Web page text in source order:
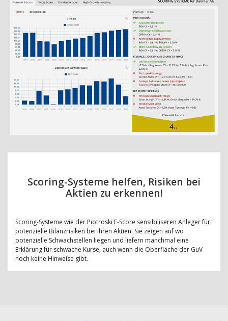
Scoring-Systeme helfen, Risiken bei
Aktien zu erkennen!
Scoring-Systeme wie der Piotroski F-Score sensibiliseren Anleger für
potenzielle Bilanzrisiken bei ihren Aktien. Sie zeigen auf wo
potenzielle Schwachstellen liegen und liefern manchmal eine
Erklärung für schwache Kurse, auch wenn die Oberfläche der GuV
noch keine Hinweise gibt.